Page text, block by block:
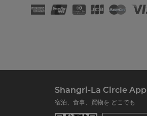
Shangri-La Circle App
宿泊、食事、買物を どこでも